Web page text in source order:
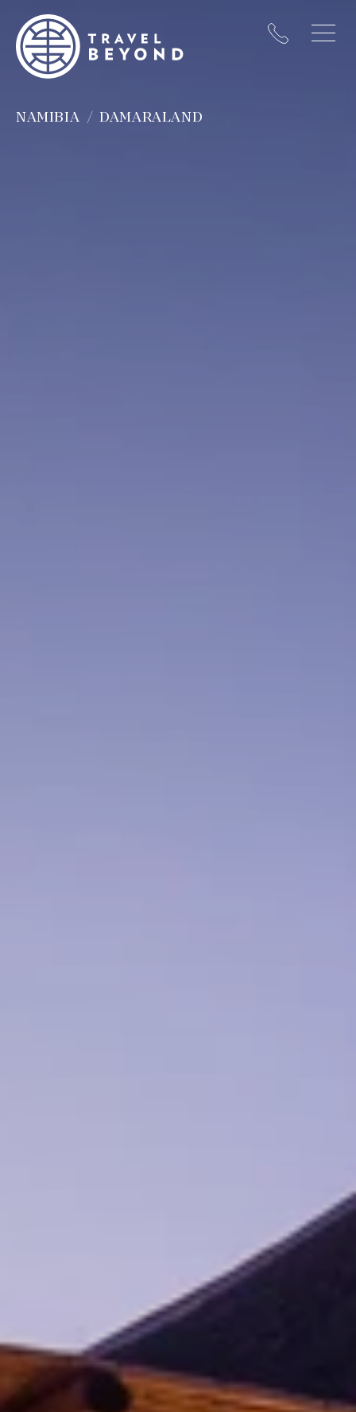
NAMIBIA DAMARALAND